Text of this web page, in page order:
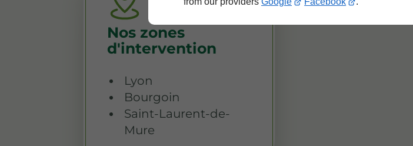
Nos zones
d'intervention
Lyon
Bourgoin
Saint-Laurent-de-
Mure